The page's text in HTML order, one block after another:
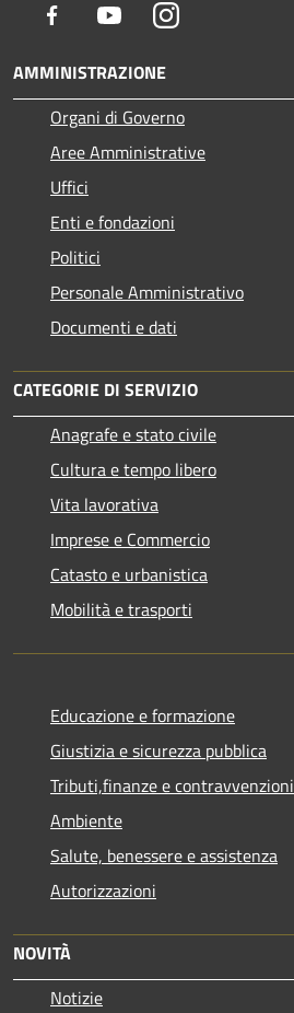
Facebook YoutubeInstagram
AMMINISTRAZIONE
Organi di Governo
Aree Amministrative
Uffici
Enti e fondazioni
Politici
Personale Amministrativo
Documenti e dati
CATEGORIE DI SERVIZIO
Anagrafe e stato civile
Cultura e tempo libero
Vita lavorativa
Imprese e Commercio
Catasto e urbanistica
Mobilità e trasporti
Educazione e formazione
Giustizia e sicurezza pubblica
Tributi,finanze e contravvenzioni
Ambiente
Salute, benessere e assistenza
Autorizzazioni
NOVITÀ
Notizie